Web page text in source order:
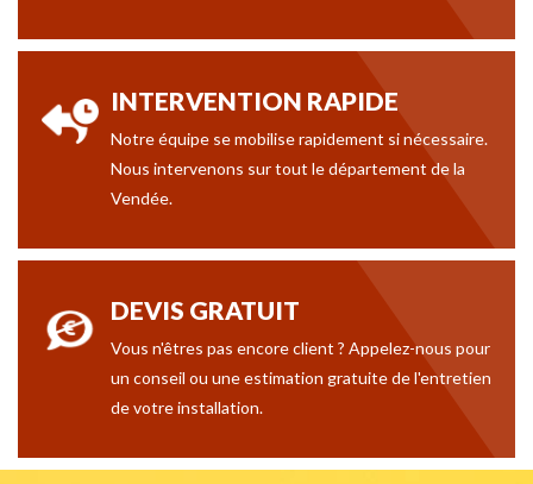
INTERVENTION RAPIDE
Notre équipe se mobilise rapidement si nécessaire.
Nous intervenons sur tout le département de la
Vendée.
DEVIS GRATUIT
Vous n'êtres pas encore client ? Appelez-nous pour
un conseil ou une estimation gratuite de l'entretien
de votre installation.